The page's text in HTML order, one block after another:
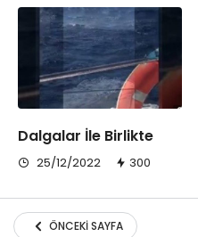
Dalgalar İle Birlikte
25/12/2022 300
ÖNCEKI SAYFA